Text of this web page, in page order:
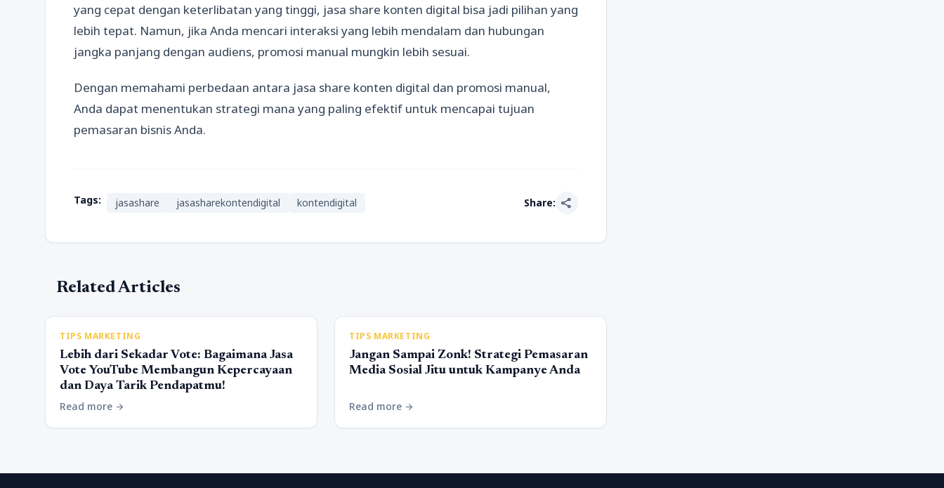
yang cepat dengan keterlibatan yang tinggi, jasa share konten digital bisa jadi pilihan yang
lebih tepat. Namun, jika Anda mencari interaksi yang lebih mendalam dan hubungan
jangka panjang dengan audiens, promosi manual mungkin lebih sesuai.
Dengan memahami perbedaan antara jasa share konten digital dan promosi manual,
Anda dapat menentukan strategi mana yang paling efektif untuk mencapai tujuan
pemasaran bisnis Anda.
Tags: jasashare jasasharekontendigital kontendigital Share: share
Related Articles
TIPS MARKETING
Lebih dari Sekadar Vote: Bagaimana Jasa
Vote YouTube Membangun Kepercayaan
dan Daya Tarik Pendapatmu!
Read more arrow_forward
TIPS MARKETING
Jangan Sampai Zonk! Strategi Pemasaran
Media Sosial Jitu untuk Kampanye Anda
Read more arrow_forward